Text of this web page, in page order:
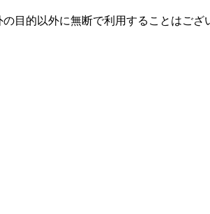
目的以外に無断で利用することはござ